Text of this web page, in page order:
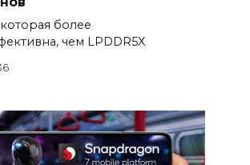
более
чем LPDDR5X